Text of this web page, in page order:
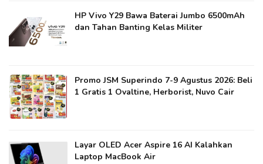
HP Vivo Y29 Bawa Baterai Jumbo 6500mAh
dan Tahan Banting Kelas Militer
Promo JSM Superindo 7-9 Agustus 2026: Beli
1 Gratis 1 Ovaltine, Herborist, Nuvo Cair
Layar OLED Acer Aspire 16 AI Kalahkan
Laptop MacBook Air